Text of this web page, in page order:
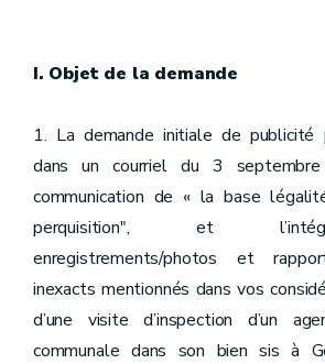
I. Objet de la demande
1. La demande initiale de publicité
dans un courriel du 3
communication de « la base
perquisition", et
enregistrements/photos et
inexacts mentionnés dans vos
d’une visite d’inspection d’un
communale dans son bien sis à